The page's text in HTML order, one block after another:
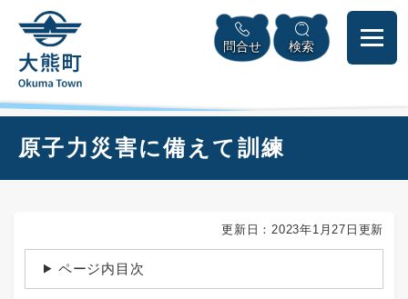
頭
メニューを飛ばして本文へ
問合せ 検索
原子力災害に備えて訓練
更新日：2023年1月27日更新
ページ内目次